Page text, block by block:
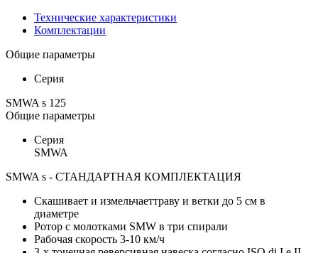
Технические характеристики
Комплектации
Общие параметры
Серия
SMWA s 125
Общие параметры
Серия
SMWA
SMWA s - СТАНДАРТНАЯ КОМПЛЕКТАЦИЯ
Скашивает и измельчаеттраву и ветки до 5 см в
диаметре
Ротор с молотками SMW в три спирали
Рабочая скорость 3-10 км/ч